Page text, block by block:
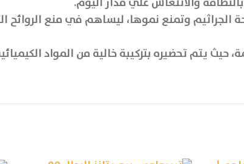
وتمنع نموها، ليساهم في منع الروائح
يتم تحضيره بتركيبة خالية من المواد